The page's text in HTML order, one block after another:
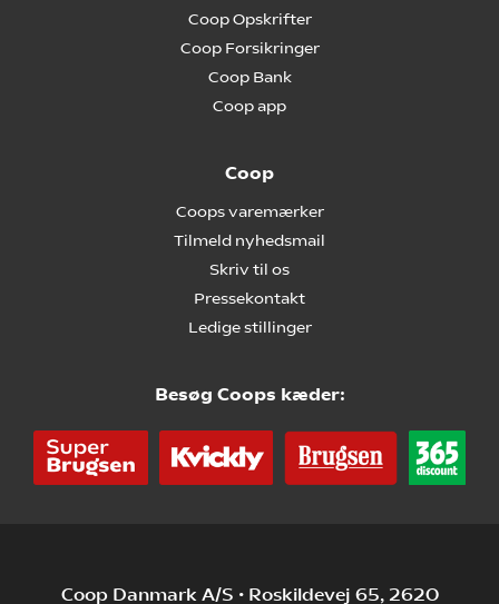
Coop Opskrifter
Coop Forsikringer
Coop Bank
Coop app
Coop
Coops varemærker
Tilmeld nyhedsmail
Skriv til os
Pressekontakt
Ledige stillinger
Besøg Coops kæder:
Coop Danmark A/S • Roskildevej 65, 2620